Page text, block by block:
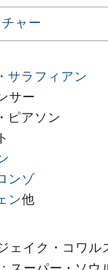
ャー
サラフィアン
サー
ピアソン
ンゾ
ン他
ェイク・コワル